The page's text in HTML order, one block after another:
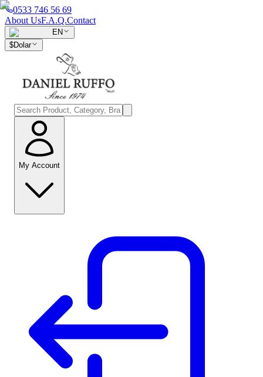
0533 746 56 69
About UsF.A.Q.Contact
EN
$Dolar
My Account